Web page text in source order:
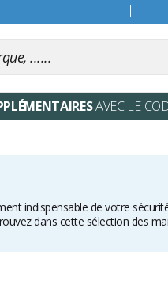
AVEC LE
indispensable de votre
dans cette sélection des